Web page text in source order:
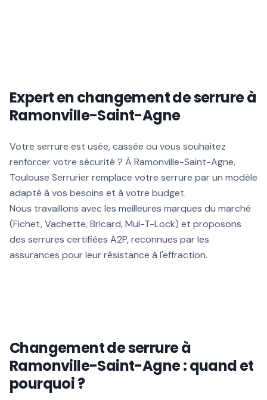
Expert en changement de serrure à
Ramonville-Saint-Agne
Votre serrure est usée, cassée ou vous souhaitez
renforcer votre sécurité ? À Ramonville-Saint-Agne,
Toulouse Serrurier remplace votre serrure par un modèle
adapté à vos besoins et à votre budget.
Nous travaillons avec les meilleures marques du marché
(Fichet, Vachette, Bricard, Mul-T-Lock) et proposons
des serrures certifiées A2P, reconnues par les
assurances pour leur résistance à l'effraction.
Changement de serrure à
Ramonville-Saint-Agne : quand et
pourquoi ?